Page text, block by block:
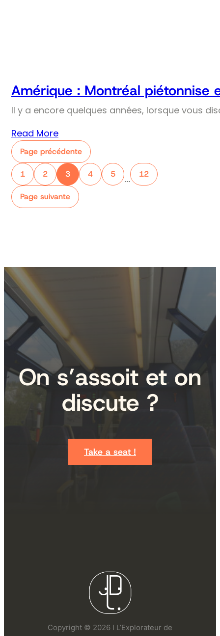
Amérique : Montréal piétonnise
Il y a encore quelques années, lorsque vous
Read More
Page précédente
1 2 3 4 5
…
12
Page suivante
On s’assoit et on
discute ?
Take a seat !
Copyright © 2026 I L’Explorateur de